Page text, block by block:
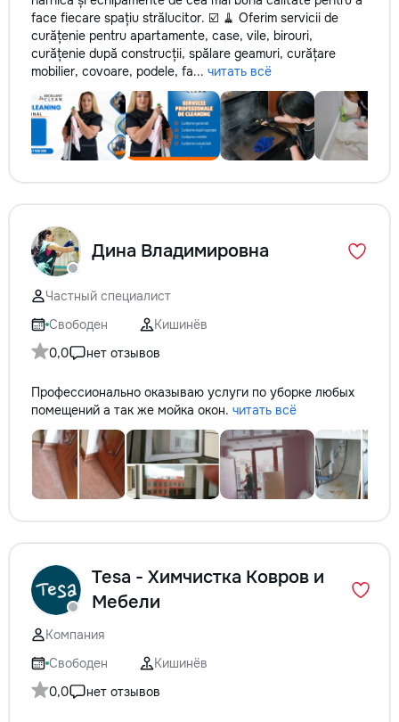
face fiecare spațiu strălucitor. ☑️ 🧹 Oferim servicii de
curățenie pentru apartamente, case, vile, birouri,
curățenie după construcții, spălare geamuri, curățare
mobilier, covoare, podele, fa... читать всё
Дина Владимировна
Частный специалист
Свободен
Кишинёв
0,0
нет отзывов
Профессионально оказываю услуги по уборке любых
помещений а так же мойка окон. читать всё
Tesa - Химчистка Ковров и
Мебели
Компания
Свободен
Кишинёв
0,0
нет отзывов